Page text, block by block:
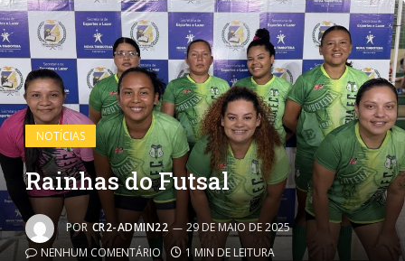
NOTÍCIAS
Rainhas do Futsal
POR CR2-ADMIN22
29 DE MAIO DE 2025
NENHUM COMENTÁRIO
1 MIN DE LEITURA